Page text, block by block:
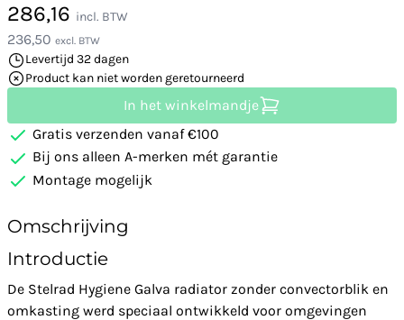
286,16 incl. BTW
236,50 excl. BTW
Levertijd 32 dagen
Product kan niet worden geretourneerd
In het winkelmandje
Gratis verzenden vanaf €100
Bij ons alleen A-merken mét garantie
Montage mogelijk
Omschrijving
Introductie
De Stelrad Hygiene Galva radiator zonder convectorblik en
omkasting werd speciaal ontwikkeld voor omgevingen